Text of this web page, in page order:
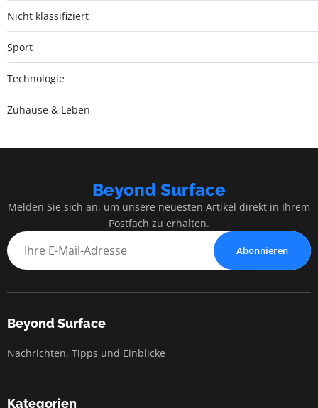
Nicht klassifiziert
Sport
Technologie
Zuhause & Leben
Beyond Surface
Melden Sie sich an, um unsere neuesten Artikel direkt in Ihrem
Postfach zu erhalten.
Abonnieren
Beyond Surface
Nachrichten, Tipps und Einblicke
Kategorien